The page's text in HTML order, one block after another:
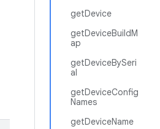
getDevice
getDeviceBuildM
ap
getDeviceBySeri
al
getDeviceConfig
Names
getDeviceName